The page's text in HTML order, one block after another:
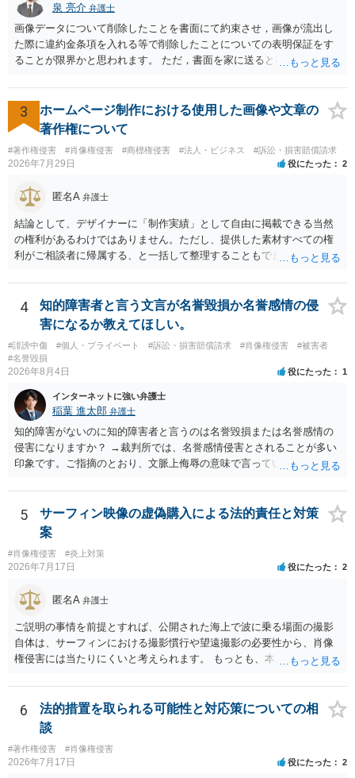
非営利であれば「表現の自由」「創作物」としての側面が強く評価さ
れる可能性があります。一方、広告収益がある場合は「商業利用」と
しての色彩が強まり、リスクが高まる可能性があります。 公開前に変
更・確認しておく事項については、公開の場でアドバイスするにも限
界があるかと思うので、資料等を持参の上、弁護士に相談されること
も一つかと存じます。
泉 亮介 弁護士
画像データについて削除したことを書面にて約束させ，画像が流出し
た際に違約金条項を入れる等で削除したことについての表明保証をす
ることが限界かと思われます。 ただ，書面を家に送ると家族に不貞行
除等を求めることは避けたほうが良いかと思われます。
3
ホームページ制作における使用した画像や文章の
著作権について
#著作権侵害 #肖像権侵害 #商標権侵害 #法人・ビジネス #訴訟・損害賠償請求
2026年7月29日 役にたった 2
匿名A 弁護士
結論として、デザイナーに「制作実績」として自由に掲載できる当然
の権利があるわけではありません。ただし、提供した素材すべての権
利がご相談者に帰属する、と一括して整理することもできません。 ご
身が著作権者です。 他方、ブランド名、文字主体のロゴ、商品情報、
短いキャッチコピー、販売コンセプトなどは、通常、著作物には当た
りません。ただし、ロゴに独自の図形やイラスト等が含まれる場合に
は、その表現部分が著作物となる可能性があります。 また、人物写真
の著作権は撮影者に、肖像に関する権利は被写体本人に帰属します
（著作権法2条・17条）。 ウェブサイト全体に当然に著作権が生じる
等は別として、一般的なレイアウトや配色、依頼者から提供された素
材を希望に沿って配置した部分には、通常、著作物性は認められにく
いと考えられます。仮に具体的な画面構成の一部に創作性が認められ
ても、その権利は当該部分に限られ、ご相談者の写真や文章等を制作
実績として掲載する権限まで当然に生じるものではありません。 もっ
の同意があれば別です。また、単に制作を担当した事実を記載した
り、公開中のサイトへリンクしたりする行為まで当然に禁止できると
は限りません。 人物写真については、通常のSNSへの無断掲載と同
様、掲載目的、態様、必要性、本人の特定可能性等から判断されま
す。営業目的であり、本人も掲載を拒否していることは、違法性を認
める方向の事情となりますが、自動的に肖像権侵害となるわけではあ
りません。 まず、見積書、メール、チャット、デザイナーの利用規約
を確認したうえで、「提供素材及びこれを含む画面の複製・SNS掲載
を許諾しない」と書面で明確に通知することをお勧めします。すでに
掲載された場合は、URL、掲載日時、画面を保存してから削除を求め
てください。
4
知的障害者と言う文言が名誉毀損か名誉感情の侵
害になるか教えてほしい。
#誹謗中傷 #個人・プライベート #訴訟・損害賠償請求 #肖像権侵害
#被害者
#名誉毀損
2026年8月4日 役にたった 1
インターネットに強い弁護士
稲葉 進太郎 弁護士
知的障害がないのに知的障害者と言うのは名誉毀損または名誉感情の
侵害になりますか？ →裁判所では、名誉感情侵害とされることが多い
印象です。ご指摘のとおり、文脈上侮辱の意味で言っている点も加味
5
サーフィン映像の虚偽購入による法的責任と対策
案
#肖像権侵害 #炎上対策
2026年7月17日 役にたった 2
匿名A 弁護士
ご説明の事情を前提とすれば、公開された海上で波に乗る場面の撮影
自体は、サーフィンにおける撮影慣行や望遠撮影の必要性から、肖像
権侵害には当たりにくいと考えられます。 もっとも、本人の同意前に
です。低解像度化や透かしだけでは十分とは限らず、事前同意を取得
する、第三者が識別できない程度に加工する、又は本人のアカウント
内だけで表示する方法を検討すべきです。 なりすまし購入・転売が行
われた場合、御社の責任が当然に生じるわけではありません。しか
し、自己申告だけで購入でき、自社が照合不一致を検出しても販売を
止めていない現行の運用では、予測可能な不正への対策を怠ったとし
6
法的措置を取られる可能性と対応策についての相
談
#著作権侵害 #肖像権侵害
2026年7月17日 役にたった 2